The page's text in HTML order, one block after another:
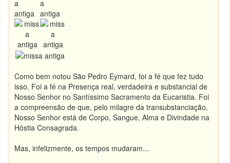
Como bem notou São Pedro Eymard, foi a fé que fez tudo
isso. Foi a fé na Presença real, verdadeira e substancial de
Nosso Senhor no Santíssimo Sacramento da Eucaristia. Foi
a compreensão de que, pelo milagre da transubstanciação,
Nosso Senhor está de Corpo, Sangue, Alma e Divindade na
Hóstia Consagrada.
Mas, infelizmente, os tempos mudaram...